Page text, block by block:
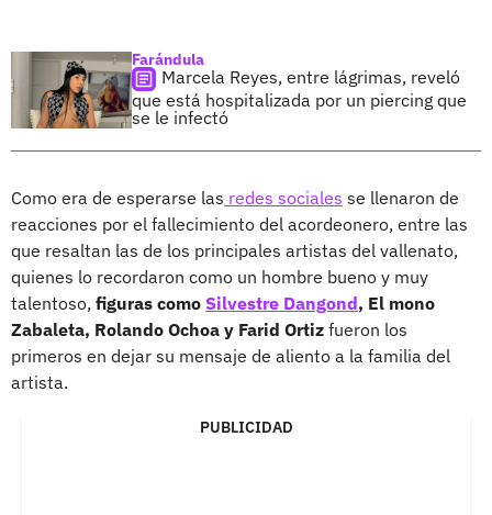
Farándula
Marcela Reyes, entre lágrimas, reveló
que está hospitalizada por un piercing que
se le infectó
Como era de esperarse las redes sociales se llenaron de
reacciones por el fallecimiento del acordeonero, entre las
que resaltan las de los principales artistas del vallenato,
quienes lo recordaron como un hombre bueno y muy
talentoso, figuras como Silvestre Dangond, El mono
Zabaleta, Rolando Ochoa y Farid Ortiz fueron los
primeros en dejar su mensaje de aliento a la familia del
artista.
PUBLICIDAD